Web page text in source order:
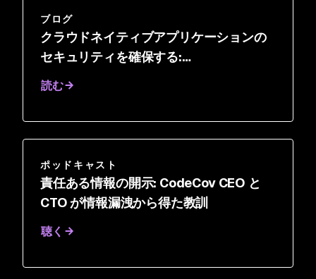
ブログ
クラウドネイティブアプリケーションの
セキュリティを確保する:
ActiveCampaign、情報セキュリティ担
当副社長
読む
ポッドキャスト
責任ある情報の開示: CodeCov CEO と
CTO が情報漏洩から得た教訓
聴く